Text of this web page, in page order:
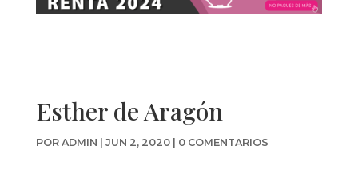
Esther de Aragón
POR ADMIN JUN 2, 2020| 0 COMENTARIOS